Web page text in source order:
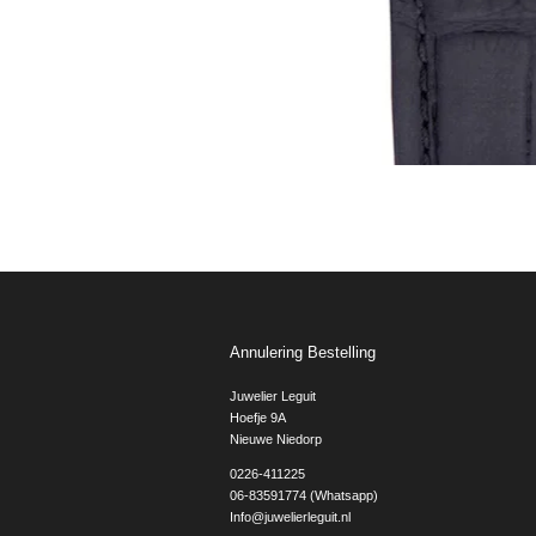
Annulering Bestelling
Juwelier Leguit
Hoefje 9A
Nieuwe Niedorp
0226-411225
06-83591774 (Whatsapp)
Info@juwelierleguit.nl